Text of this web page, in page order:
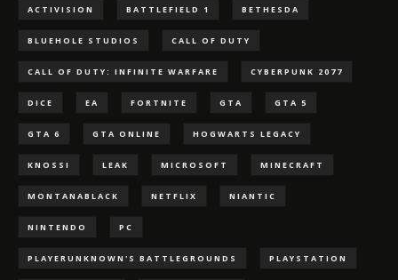
ACTIVISION BATTLEFIELD 1 BETHESDA
BLUEHOLE STUDIOS CALL OF DUTY
CALL OF DUTY: INFINITE WARFARE CYBERPUNK 2077
DICE EA FORTNITE GTA GTA 5
GTA 6 GTA ONLINE HOGWARTS LEGACY
KNOSSI LEAK MICROSOFT MINECRAFT
MONTANABLACK NETFLIX NIANTIC
NINTENDO PC
PLAYERUNKNOWN'S BATTLEGROUNDS PLAYSTATION